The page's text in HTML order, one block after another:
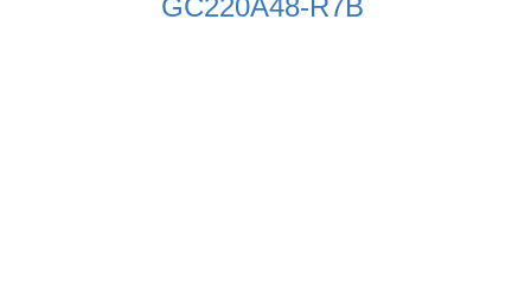
GC220A48-R7B